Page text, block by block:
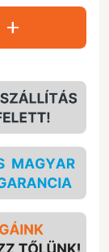
add